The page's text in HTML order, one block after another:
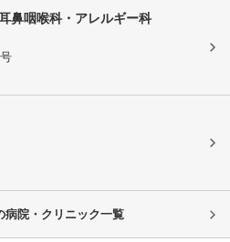
鼻咽喉科・アレルギー科
病院・クリニック一覧